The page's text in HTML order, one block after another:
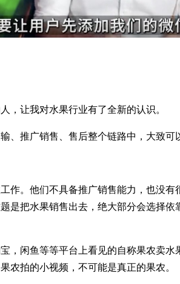
，让我对水果行业有了全新的认识。
、推广销售、售后整个链路中，大致可
作。他们不具备推广销售能力，也没有
是把水果销售出去，绝大部分会选择依
，闲鱼等等平台上看见的自称果农卖水
农拍的小视频，不可能是真正的果农。